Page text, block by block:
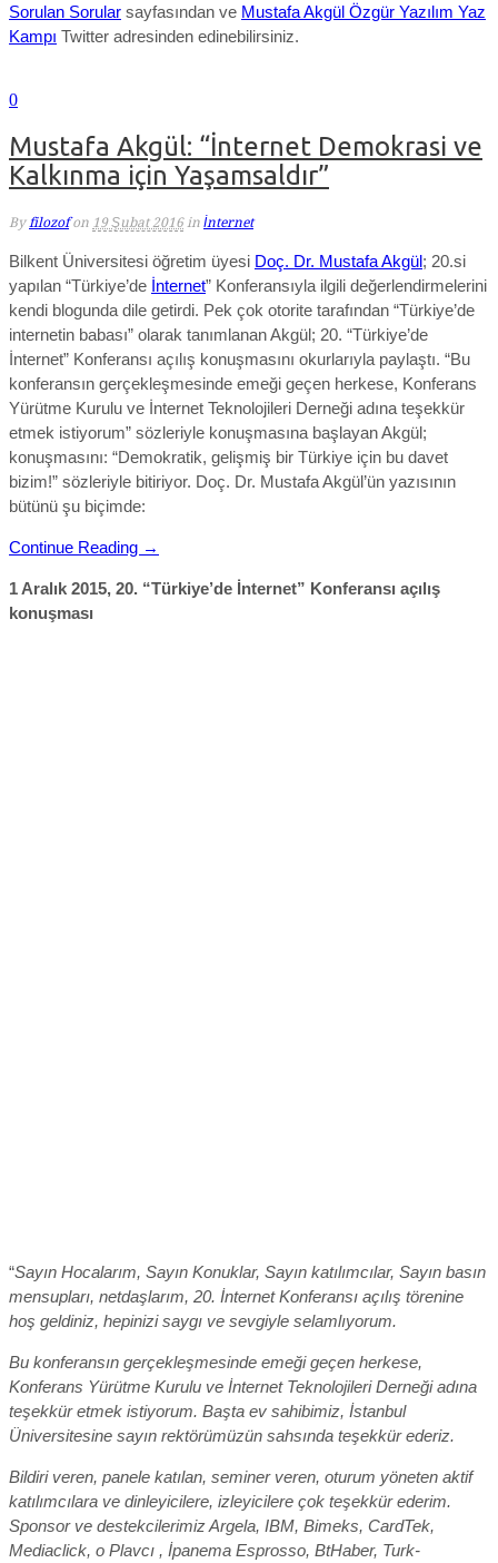
Sorulan Sorular sayfasından ve Mustafa Akgül Özgür Yazılım Yaz
Kampı Twitter adresinden edinebilirsiniz.
0
Mustafa Akgül: “İnternet Demokrasi ve
Kalkınma için Yaşamsaldır”
By filozof on 19 Şubat 2016 in İnternet
Bilkent Üniversitesi öğretim üyesi Doç. Dr. Mustafa Akgül; 20.si
yapılan “Türkiye’de İnternet” Konferansıyla ilgili değerlendirmelerini
kendi blogunda dile getirdi. Pek çok otorite tarafından “Türkiye’de
internetin babası” olarak tanımlanan Akgül; 20. “Türkiye’de
İnternet” Konferansı açılış konuşmasını okurlarıyla paylaştı. “Bu
konferansın gerçekleşmesinde emeği geçen herkese, Konferans
Yürütme Kurulu ve İnternet Teknolojileri Derneği adına teşekkür
etmek istiyorum” sözleriyle konuşmasına başlayan Akgül;
konuşmasını: “Demokratik, gelişmiş bir Türkiye için bu davet
bizim!” sözleriyle bitiriyor. Doç. Dr. Mustafa Akgül’ün yazısının
bütünü şu biçimde:
Continue Reading →
1 Aralık 2015, 20. “Türkiye’de İnternet” Konferansı açılış
konuşması
“Sayın Hocalarım, Sayın Konuklar, Sayın katılımcılar, Sayın basın
mensupları, netdaşlarım, 20. İnternet Konferansı açılış törenine
hoş geldiniz, hepinizi saygı ve sevgiyle selamlıyorum.
Bu konferansın gerçekleşmesinde emeği geçen herkese,
Konferans Yürütme Kurulu ve İnternet Teknolojileri Derneği adına
teşekkür etmek istiyorum. Başta ev sahibimiz, İstanbul
Üniversitesine sayın rektörümüzün sahsında teşekkür ederiz.
Bildiri veren, panele katılan, seminer veren, oturum yöneten aktif
katılımcılara ve dinleyicilere, izleyicilere çok teşekkür ederim.
Sponsor ve destekcilerimiz Argela, IBM, Bimeks, CardTek,
Mediaclick, o Plavcı , İpanema Esprosso, BtHaber, Turk-